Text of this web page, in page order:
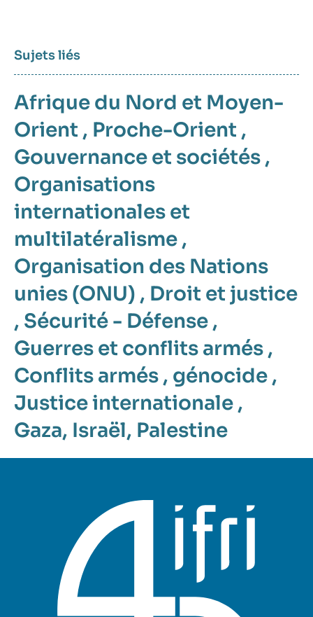
Sujets liés
Afrique du Nord et Moyen-
Orient , Proche-Orient ,
Gouvernance et sociétés ,
Organisations
internationales et
multilatéralisme ,
Organisation des Nations
unies (ONU) , Droit et justice
, Sécurité - Défense ,
Guerres et conflits armés ,
Conflits armés , génocide ,
Justice internationale ,
Gaza, Israël, Palestine